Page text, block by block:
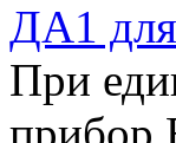
ДА1
При